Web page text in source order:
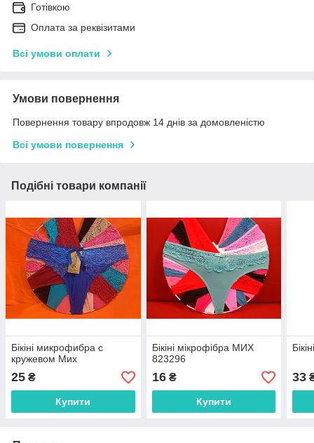
Готівкою
Оплата за реквізитами
Всі умови оплати
Умови повернення
Повернення товару впродовж 14 днів за домовленістю
Всі умови повернення
Подібні товари компанії
Бікіні микрофибра с
кружевом Мих
25 ₴
Купити
Бікіні мікрофібра МИХ
823296
16₴
Купити
33